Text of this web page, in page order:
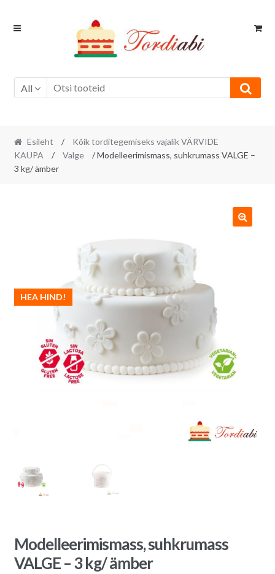
Skip
Skip
All
Esileht /
Kõik torditegemiseks vajalik VÄRVIDE
KAUPA
/ Valge
/ Modelleerimismass, suhkrumass VALGE –
3 kg/ ämber
HEA HIND!
Modelleerimismass, suhkrumass
VALGE – 3 kg/ ämber